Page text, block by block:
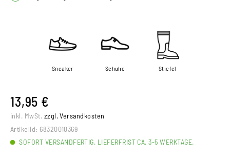
Sneaker Schuhe Stiefel
13,95 €
inkl. MwSt. zzgl. Versandkosten
ArtikelId: 68320010369
SOFORT VERSANDFERTIG. LIEFERFRIST CA. 3-5 WERKTAGE.